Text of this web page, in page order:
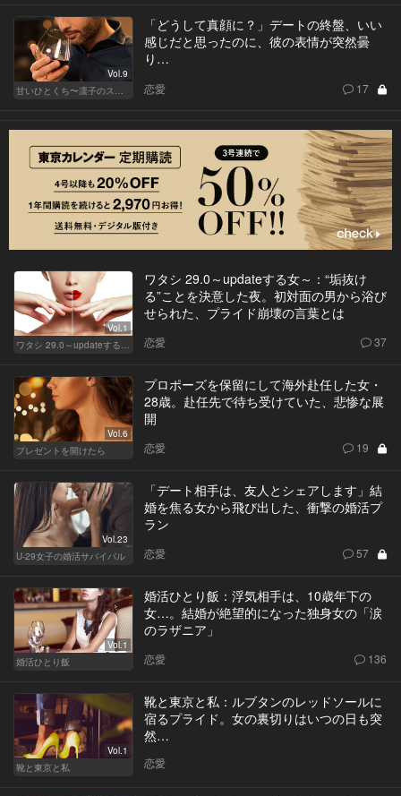
Vol.9
甘いひとくち〜凛子のスイーツ探訪記〜
「どうして真顔に？」デートの終盤、いい
感じだと思ったのに、彼の表情が突然曇
り…
恋愛 17
Vol.1
ワタシ 29.0～updateする女～
ワタシ 29.0～updateする女～：“垢抜け
る”ことを決意した夜。初対面の男から浴び
せられた、プライド崩壊の言葉とは
恋愛 37
Vol.6
プレゼントを開けたら
プロポーズを保留にして海外赴任した女・
28歳。赴任先で待ち受けていた、悲惨な展
開
恋愛 19
Vol.23
U-29女子の婚活サバイバル
「デート相手は、友人とシェアします」結
婚を焦る女から飛び出した、衝撃の婚活プ
ラン
恋愛 57
Vol.1
婚活ひとり飯
婚活ひとり飯：浮気相手は、10歳年下の
女…。結婚が絶望的になった独身女の「涙
のラザニア」
恋愛 136
Vol.1
靴と東京と私
靴と東京と私：ルブタンのレッドソールに
宿るプライド。女の裏切りはいつの日も突
然…
恋愛